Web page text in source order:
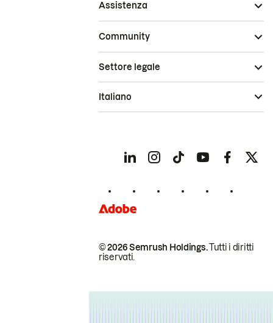
Assistenza
Community
© 2026 Semrush Holdings.Tutti i diritti
riservati.
Settore legale
Italiano